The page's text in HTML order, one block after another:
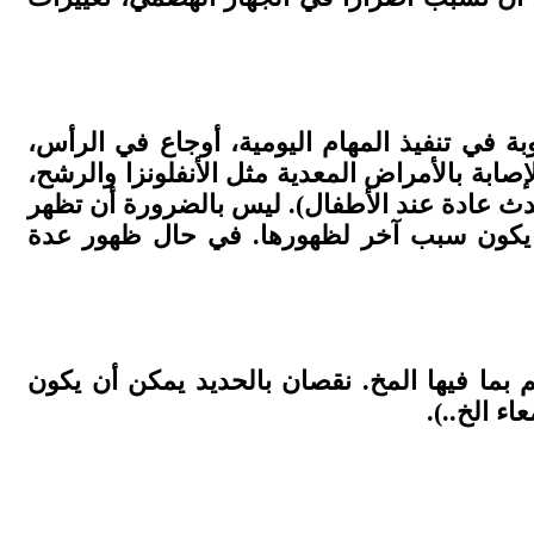
تنفيذ المهام اليومية، أوجاع في الرأس،
بالأمراض المعدية مثل الأنفلونزا والرشح،
عادة عند الأطفال). ليس بالضرورة أن تظهر
يكون سبب آخر لظهورها. في حال ظهور عدة
بما فيها المخ. نقصان بالحديد يمكن أن يكون
الخ..).